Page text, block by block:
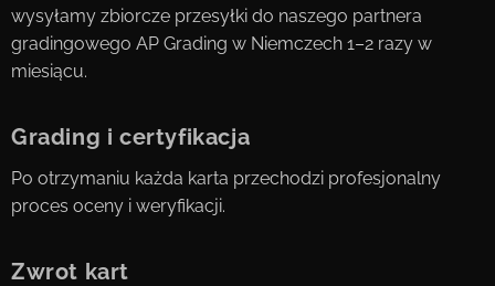
wysyłamy zbiorcze przesyłki do naszego partnera
gradingowego AP Grading w Niemczech 1–2 razy w
miesiącu.
Grading i certyfikacja
Po otrzymaniu każda karta przechodzi profesjonalny
proces oceny i weryfikacji.
Zwrot kart